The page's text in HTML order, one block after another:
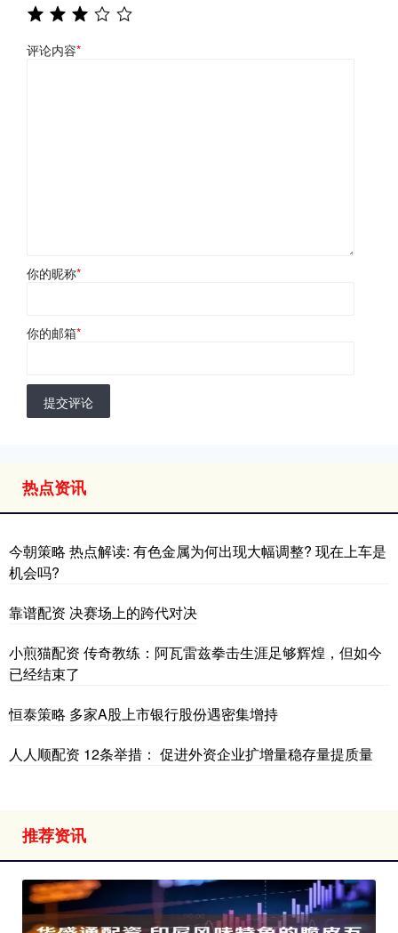
评论内容*
你的昵称*
你的邮箱*
提交评论
热点资讯
今朝策略 热点解读: 有色金属为何出现大幅调整? 现在上车是
机会吗?
靠谱配资 决赛场上的跨代对决
小煎猫配资 传奇教练：阿瓦雷兹拳击生涯足够辉煌，但如今
已经结束了
恒泰策略 多家A股上市银行股份遇密集增持
人人顺配资 12条举措： 促进外资企业扩增量稳存量提质量
推荐资讯